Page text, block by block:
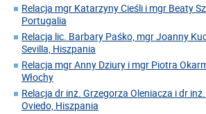
Relacja mgr Katarzyny Cieśli i mgr Beaty
Portugalia
Relacja lic. Barbary Paśko, mgr Joanny
Sevilla, Hiszpania
Relacja mgr Anny Dziury i mgr Piotra
Włochy
Relacja dr inż. Grzegorza Oleniacza i dr
Oviedo, Hiszpania